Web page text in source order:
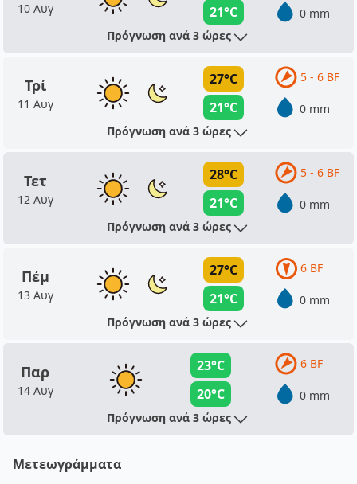
10 Αυγ
21°C
0 mm
Πρόγνωση ανά 3 ώρες
Τρί
11 Αυγ
27°C
21°C
5 - 6 BF
0 mm
Πρόγνωση ανά 3 ώρες
Τετ
12 Αυγ
28°C
21°C
5 - 6 BF
0 mm
Πρόγνωση ανά 3 ώρες
Πέμ
13 Αυγ
27°C
21°C
6 BF
0 mm
Πρόγνωση ανά 3 ώρες
Παρ
14 Αυγ
23°C
20°C
6 BF
0 mm
Πρόγνωση ανά 3 ώρες
Μετεωγράμματα